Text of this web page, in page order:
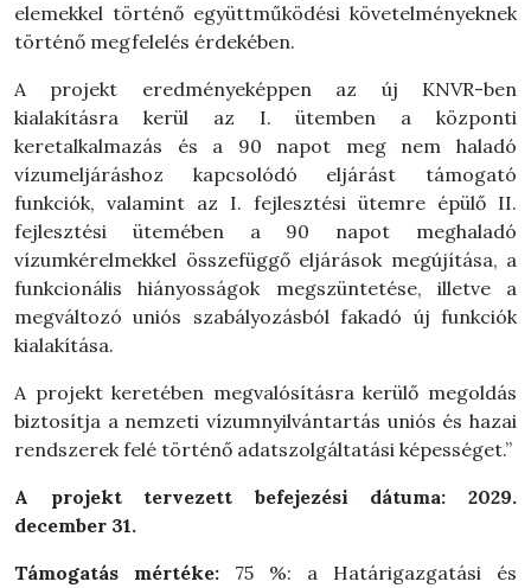
elemekkel történő együttműködési követelményeknek
történő megfelelés érdekében.
A projekt eredményeképpen az új KNVR-ben
kialakításra kerül az I. ütemben a központi
keretalkalmazás és a 90 napot meg nem haladó
vízumeljáráshoz kapcsolódó eljárást támogató
funkciók, valamint az I. fejlesztési ütemre épülő II.
fejlesztési ütemében a 90 napot meghaladó
vízumkérelmekkel összefüggő eljárások megújítása, a
funkcionális hiányosságok megszüntetése, illetve a
megváltozó uniós szabályozásból fakadó új funkciók
kialakítása.
A projekt keretében megvalósításra kerülő megoldás
biztosítja a nemzeti vízumnyilvántartás uniós és hazai
rendszerek felé történő adatszolgáltatási képességet.”
A projekt tervezett befejezési dátuma: 2029.
december 31.
Támogatás mértéke: 75 %: a Határigazgatási és